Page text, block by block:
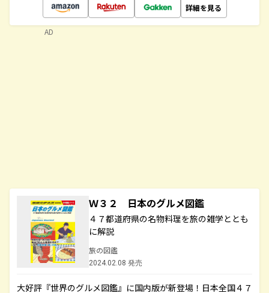
詳細を見る
Ｗ３２ 日本のグルメ図鑑
４７都道府県の名物料理を旅の雑学ととも
に解説
旅の図鑑
2024.02.08 発売
大好評『世界のグルメ図鑑』に国内版が新登場！日本全国４７
AD